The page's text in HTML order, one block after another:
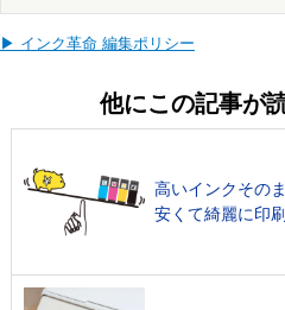
▶ インク革命 編集ポリシー
他にこの記事が
高いインクその
安くて綺麗に印